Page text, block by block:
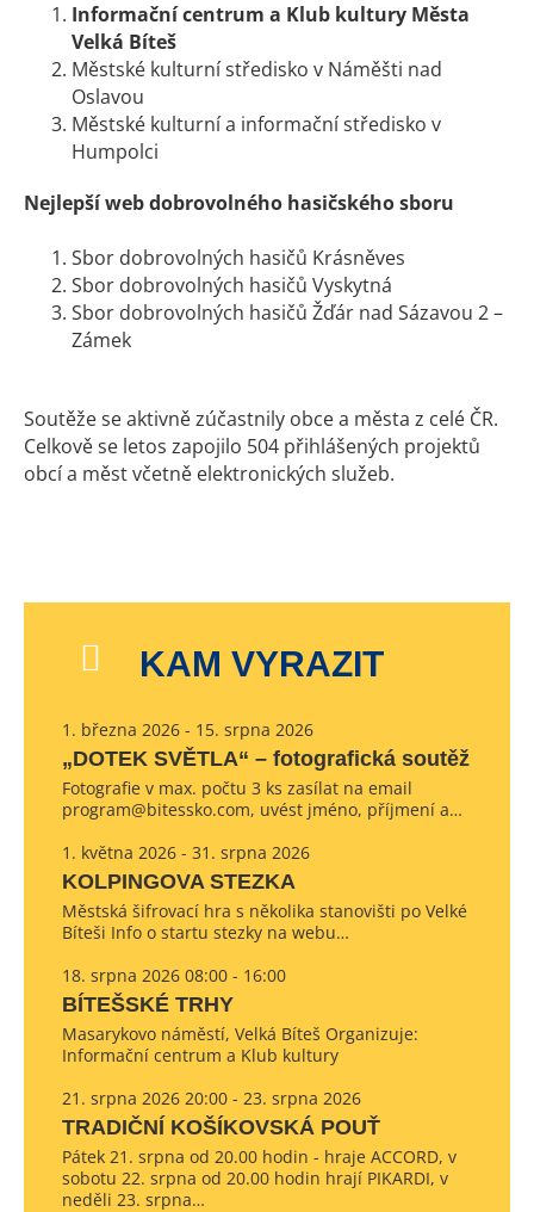
Informační centrum a Klub kultury Města
Velká Bíteš
Městské kulturní středisko v Náměšti nad
Oslavou
Městské kulturní a informační středisko v
Humpolci
Nejlepší web dobrovolného hasičského sboru
Sbor dobrovolných hasičů Krásněves
Sbor dobrovolných hasičů Vyskytná
Sbor dobrovolných hasičů Žďár nad Sázavou 2 –
Zámek
Soutěže se aktivně zúčastnily obce a města z celé ČR.
Celkově se letos zapojilo 504 přihlášených projektů
obcí a měst včetně elektronických služeb.
KAM VYRAZIT
1. března 2026 - 15. srpna 2026
„DOTEK SVĚTLA“ – fotografická soutěž
Fotografie v max. počtu 3 ks zasílat na email
program@bitessko.com, uvést jméno, příjmení a…
1. května 2026 - 31. srpna 2026
KOLPINGOVA STEZKA
Městská šifrovací hra s několika stanovišti po Velké
Bíteši Info o startu stezky na webu…
18. srpna 2026 08:00 - 16:00
BÍTEŠSKÉ TRHY
Masarykovo náměstí, Velká Bíteš Organizuje:
Informační centrum a Klub kultury
21. srpna 2026 20:00 - 23. srpna 2026
TRADIČNÍ KOŠÍKOVSKÁ POUŤ
Pátek 21. srpna od 20.00 hodin - hraje ACCORD, v
sobotu 22. srpna od 20.00 hodin hrají PIKARDI, v
neděli 23. srpna…